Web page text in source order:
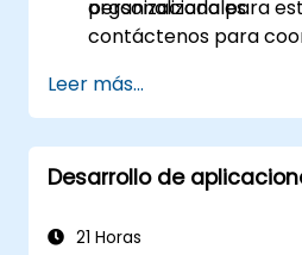
organizacionales.
personalizada para
contáctenos para
Leer más...
Desarrollo de
21 Horas